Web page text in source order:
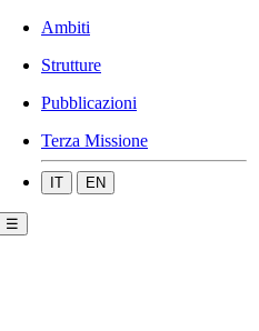
Ambiti
Strutture
Pubblicazioni
Terza Missione
IT EN
☰